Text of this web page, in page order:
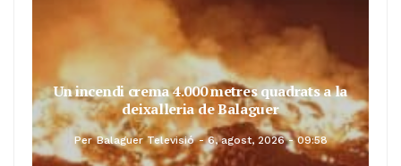
Un incendi crema 4.000 metres quadrats a la
deixalleria de Balaguer
Per Balaguer Televisió 6, agost, 2026 - 09:58